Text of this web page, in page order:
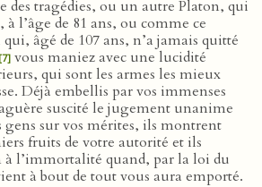
des tragédies, ou un autre Platon, qui
l’âge de 81 ans, ou comme ce
âgé de 107 ans, n’a jamais quitté
[7] vous maniez avec une lucidité
qui sont les armes les mieux
Déjà embellis par vos immenses
suscité le jugement unanime
gens sur vos mérites, ils montrent
fruits de votre autorité et ils
l’immortalité quand, par la loi du
à bout de tout vous aura emporté.